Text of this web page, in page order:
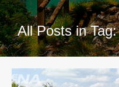
All Posts in